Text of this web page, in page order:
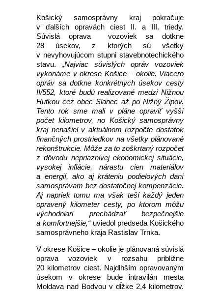
Košický samosprávny kraj pokračuje
v ďalších opravách ciest II. a III. triedy.
Súvislá oprava vozoviek sa dotkne
28 úsekov, z ktorých sú všetky
v nevyhovujúcom stupni stavebnotechického
stavu. „Najviac súvislých opráv vozoviek
vykonáme v okrese Košice – okolie. Viacero
opráv sa dotkne konkrétnych úsekov cesty
II/552, ktoré budú realizované medzi Nižnou
Hutkou cez obec Slanec až po Nižný Žipov.
Tento rok sme mali v pláne opraviť vyšší
počet kilometrov, no Košický samosprávny
kraj nenašiel v aktuálnom rozpočte dostatok
finančných prostriedkov na všetky plánované
rekonštrukcie. Môže za to zoškrtaný rozpočet
z dôvodu nepriaznivej ekonomickej situácie,
vysokej inflácie, nárastu cien materiálov
a energií, ako aj kráteniu podielových daní
samosprávam bez dostatočnej kompenzácie.
Aj napriek tomu ma však teší každý jeden
opravený kilometer cesty, po ktorom môžu
východniari prechádzať bezpečnejšie
a komfortnejšie,“uviedol predseda Košického
samosprávneho kraja Rastislav Trnka.
V okrese Košice – okolie je plánovaná súvislá
oprava vozoviek v rozsahu približne
20 kilometrov ciest. Najdlhším opravovaným
úsekom v okrese bude intravilán mesta
Moldava nad Bodvou v dĺžke 2,4 kilometrov.